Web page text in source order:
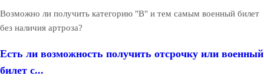
Возможно ли получить категорию "В" и тем самым военный билет
без наличия артроза?
Есть ли возможность получить отсрочку или военный
билет с...